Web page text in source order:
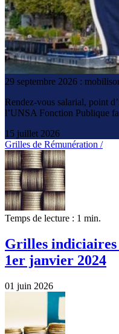
29 septembre 2026 :
Rendez-vous salarial, point
l’UNSA Fonction Publique
15 juillet 2026
Grilles de Rémunération /
Temps de lecture : 1 min.
Grilles indiciaires
1er janvier 2024
01 juin 2026